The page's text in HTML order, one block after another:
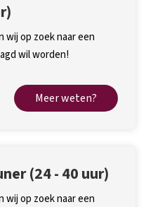
wij op zoek naar een
wil worden!
Meer weten?
(24 - 40 uur)
wij op zoek naar een